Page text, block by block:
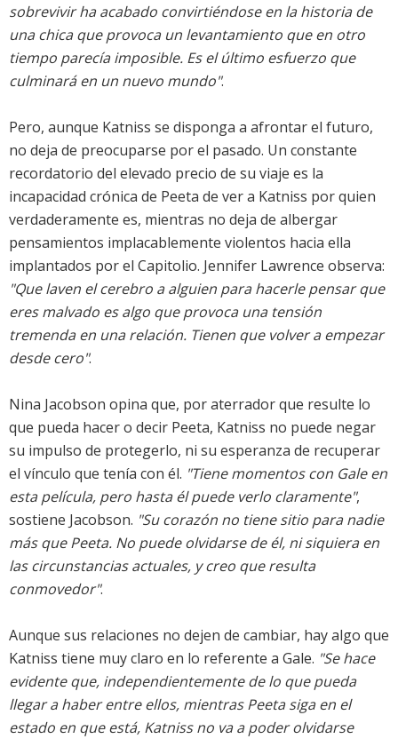
sobrevivir ha acabado convirtiéndose en la historia de
una chica que provoca un levantamiento que en otro
tiempo parecía imposible. Es el último esfuerzo que
culminará en un nuevo mundo".
Pero, aunque Katniss se disponga a afrontar el futuro,
no deja de preocuparse por el pasado. Un constante
recordatorio del elevado precio de su viaje es la
incapacidad crónica de Peeta de ver a Katniss por quien
verdaderamente es, mientras no deja de albergar
pensamientos implacablemente violentos hacia ella
implantados por el Capitolio. Jennifer Lawrence observa:
"Que laven el cerebro a alguien para hacerle pensar que
eres malvado es algo que provoca una tensión
tremenda en una relación. Tienen que volver a empezar
desde cero".
Nina Jacobson opina que, por aterrador que resulte lo
que pueda hacer o decir Peeta, Katniss no puede negar
su impulso de protegerlo, ni su esperanza de recuperar
el vínculo que tenía con él. "Tiene momentos con Gale en
esta película, pero hasta él puede verlo claramente",
sostiene Jacobson. "Su corazón no tiene sitio para nadie
más que Peeta. No puede olvidarse de él, ni siquiera en
las circunstancias actuales, y creo que resulta
conmovedor".
Aunque sus relaciones no dejen de cambiar, hay algo que
Katniss tiene muy claro en lo referente a Gale. "Se hace
evidente que, independientemente de lo que pueda
llegar a haber entre ellos, mientras Peeta siga en el
estado en que está, Katniss no va a poder olvidarse